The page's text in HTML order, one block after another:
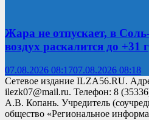
Жара не отпускает, в
воздух раскалится до +31
07.08.2026 08:1707.08.2026 08:18
Сетевое издание ILZA56.RU.
ilezk07@mail.ru. Телефон: 8
А.В. Копань. Учредитель
общество «Региональное